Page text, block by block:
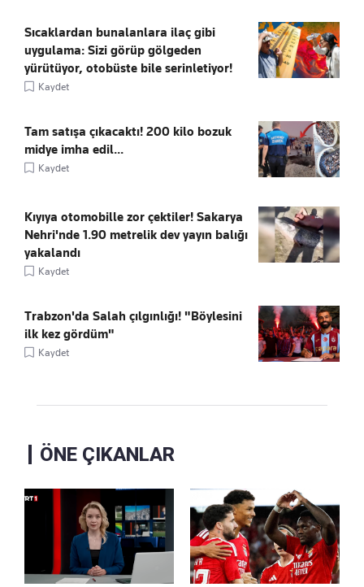
Sıcaklardan bunalanlara ilaç gibi
uygulama: Sizi görüp gölgeden
yürütüyor, otobüste bile serinletiyor!
Kaydet
Tam satışa çıkacaktı! 200 kilo bozuk
midye imha edil...
Kaydet
Kıyıya otomobille zor çektiler! Sakarya
Nehri'nde 1.90 metrelik dev yayın balığı
yakalandı
Kaydet
Trabzon'da Salah çılgınlığı! "Böylesini
ilk kez gördüm"
Kaydet
ÖNE ÇIKANLAR